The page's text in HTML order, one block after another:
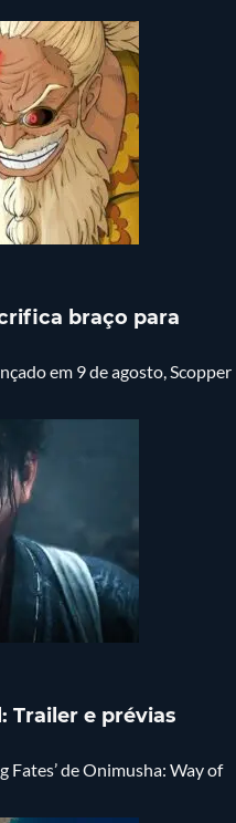
braço para
em 9 de agosto, Scopper
Trailer e prévias
Fates’ de Onimusha: Way of